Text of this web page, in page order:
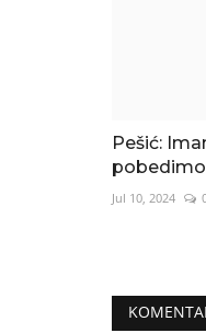
Pešić:
Jul 10, 2024